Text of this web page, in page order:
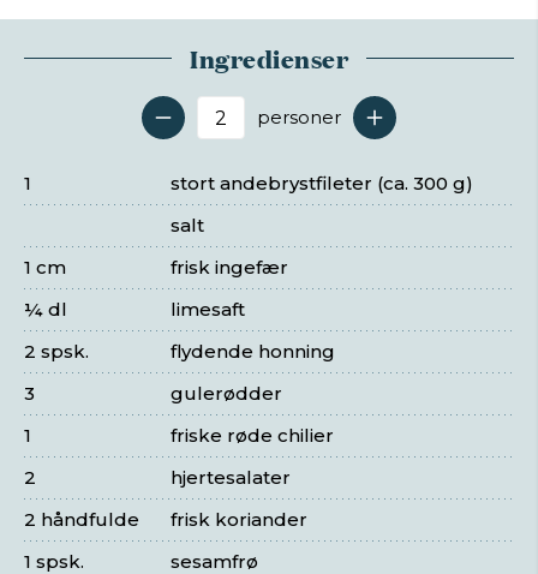
Ingredienser
Antal serveringer
personer
stort andebrystfileter (ca. 300 g)
1
salt
frisk ingefær
1 cm
limesaft
¼ dl
flydende honning
2 spsk.
gulerødder
3
friske røde chilier
1
hjertesalater
2
frisk koriander
2 håndfulde
sesamfrø
1 spsk.